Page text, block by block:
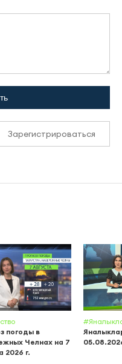
Зарегистрироваться
погоды в
Челнах на 7
2026 г.